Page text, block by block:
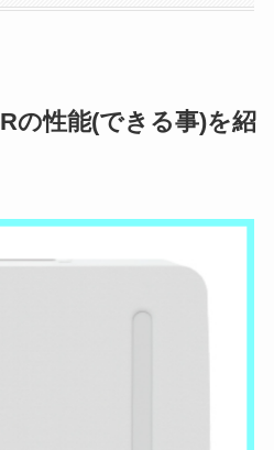
の性能(できる事)を紹